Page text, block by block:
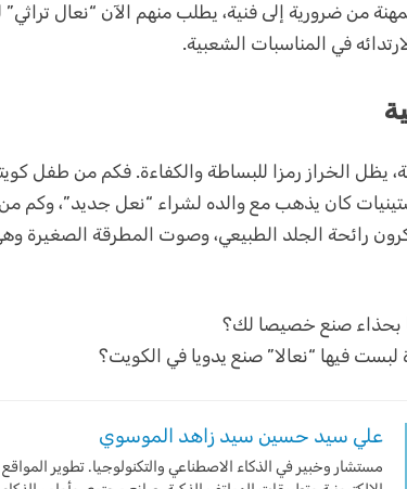
من ضرورية إلى فنية، يطلب منهم الآن “نعال
في المناسبات الشعبية.
يظل الخراز رمزا للبساطة والكفاءة. فكم من طفل
كان يذهب مع والده لشراء “نعل جديد”، وكم من
رائحة الجلد الطبيعي، وصوت المطرقة الصغيرة
بحذاء صنع خصيصا لك؟
فيها “نعالا” صنع يدويا في الكويت؟
علي سيد حسين سيد زاهد الموسوي
مستشار وخبير في الذكاء الاصطناعي والتكنولوجيا. تطوير المواقع